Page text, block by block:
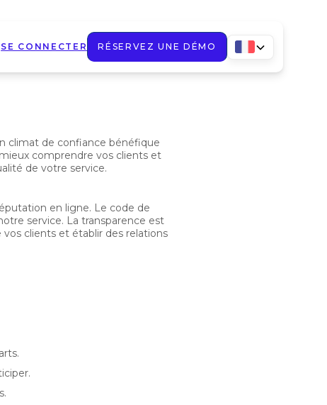
SE CONNECTER RÉSERVEZ UNE DÉMO
climat de confiance bénéfique
comprendre vos clients et
de votre service.
en ligne. Le code de
service. La transparence est
clients et établir des relations